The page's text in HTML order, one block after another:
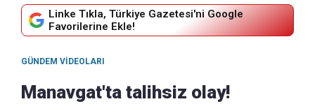
Linke Tıkla, Türkiye Gazetesi'ni Google
Favorilerine Ekle!
GÜNDEM VIDEOLARI
Manavgat'ta talihsiz olay!